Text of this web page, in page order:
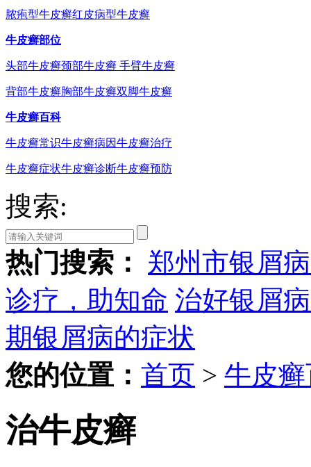
脓疱型牛皮癣红皮病型牛皮癣
牛皮癣部位
头部牛皮癣颈部牛皮癣 手臂牛皮癣
背部牛皮癣胸部牛皮癣双脚牛皮癣
牛皮癣百科
牛皮癣常识牛皮癣病因牛皮癣治疗
牛皮癣症状牛皮癣诊断牛皮癣预防
搜索:
热门搜索：
郑州市银屑
诊疗，助知命 治好银屑
期银屑病的症状
您的位置： 首页 > 牛皮
治牛皮癣